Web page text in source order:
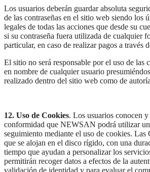
Los usuarios deberán guardar absoluta
de las contraseñas en el sitio web siendo los
legales de todas las acciones que desde su
si su contraseña fuera utilizada de cualquier
particular, en caso de realizar pagos a través
El sitio no será responsable por el uso de las
en nombre de cualquier usuario
realizado dentro del sitio web como de
12. Uso de Cookies. Los usuarios conocen y
conformidad que NEWSAN podrá utilizar un
seguimiento mediante el uso de cookies. Las
que se alojan en el disco rígido, con una
tiempo que ayudan a personalizar los
permitirán recoger datos a efectos de la
validación de identidad y para evaluar el